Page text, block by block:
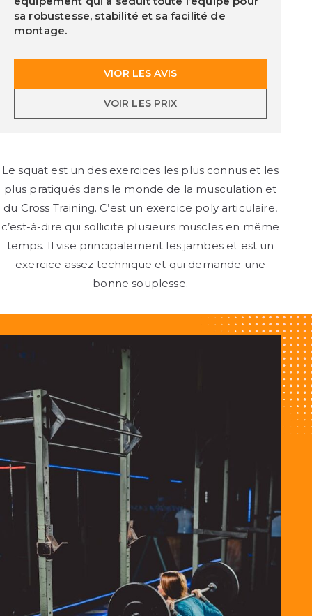
sa robustesse, stabilité et sa facilité de
montage.
VIOR LES AVIS
VOIR LES PRIX
Le squat est un des exercices les plus connus et les
plus pratiqués dans le monde de la musculation et
du Cross Training. C’est un exercice poly articulaire,
c’est-à-dire qui sollicite plusieurs muscles en même
temps. Il vise principalement les jambes et est un
exercice assez technique et qui demande une
bonne souplesse.